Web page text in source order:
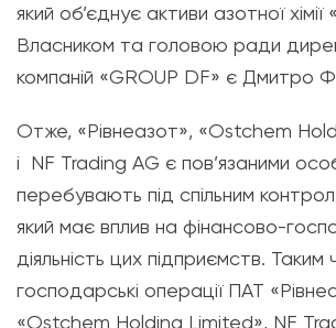
який об’єднує активи азотної
Власником та головою ради
компаній «GROUP DF» є Дмитро
Отже, «Рівнеазот», «Ostchem
і NF Trading AG є пов’язаними
перебувають під спільним
який має вплив на фінансово-
діяльність цих підприємств. Таким
господарські операції ПАТ
«Ostchem Holding Limited», NF